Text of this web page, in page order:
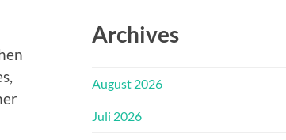
Archives
August 2026
Juli 2026